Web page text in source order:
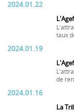
2024.01.22
taux
2024.01.19
de
2024.01.16
La